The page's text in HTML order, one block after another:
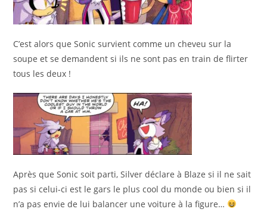
C’est alors que Sonic survient comme un cheveu sur la
soupe et se demandent si ils ne sont pas en train de flirter
tous les deux !
Après que Sonic soit parti, Silver déclare à Blaze si il ne sait
pas si celui-ci est le gars le plus cool du monde ou bien si il
n’a pas envie de lui balancer une voiture à la figure…